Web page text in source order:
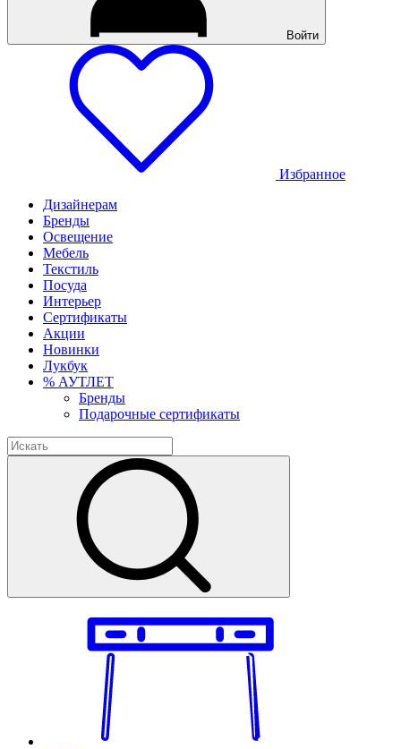
Войти
Избранное
Дизайнерам
Бренды
Освещение
Мебель
Текстиль
Посуда
Интерьер
Сертификаты
Акции
Новинки
Лукбук
% АУТЛЕТ
Бренды
Подарочные сертификаты